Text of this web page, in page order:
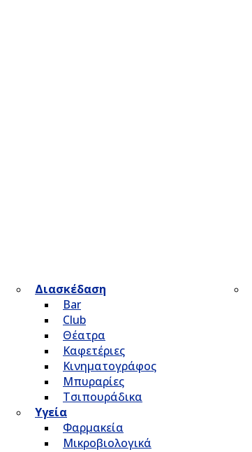
Διασκέδαση
Bar
Club
Θέατρα
Καφετέριες
Κινηματογράφος
Μπυραρίες
Τσιπουράδικα
Υγεία
Φαρμακεία
Μικροβιολογικά